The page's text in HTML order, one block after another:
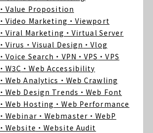
・Value Proposition
・Video Marketing ・Viewport
・Viral Marketing ・Virtual Server
・Virus ・Visual Design ・Vlog
・Voice Search ・VPN ・VPS ・VPS
・W3C ・Web Accessibility
・Web Analytics ・Web Crawling
・Web Design Trends ・Web Font
・Web Hosting ・Web Performance
・Webinar ・Webmaster ・WebP
・Website ・Website Audit